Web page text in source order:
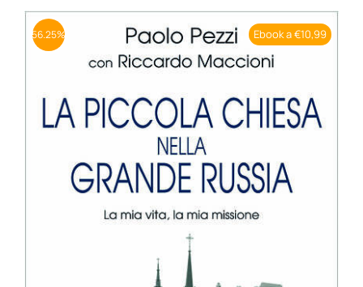
BIOGRAFIE
ATTUALITÀ
Ebook a €10,99
56.25%